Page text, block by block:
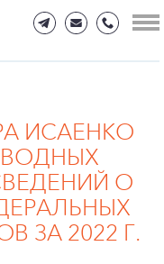
ИСАЕНКО
О
ЗА 2022 Г.